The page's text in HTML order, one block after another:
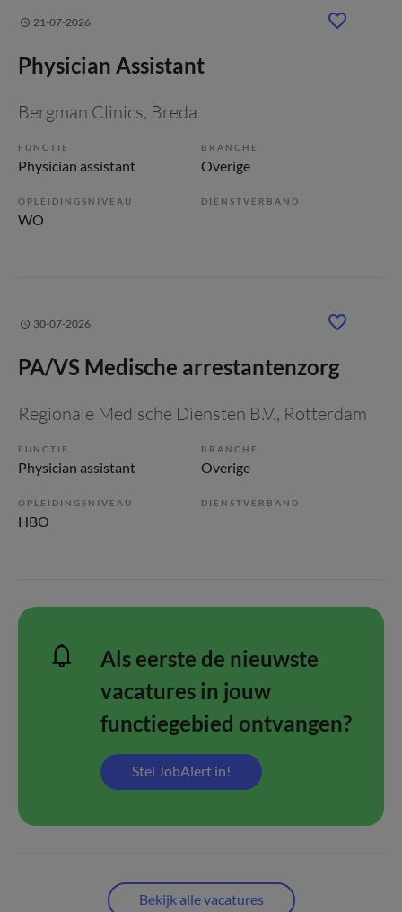
21-07-2026
Physician Assistant
Bergman Clinics, Breda
FUNCTIE
Physician assistant
BRANCHE
Overige
OPLEIDINGSNIVEAU
WO
DIENSTVERBAND
30-07-2026
PA/VS Medische arrestantenzorg
Regionale Medische Diensten B.V., Rotterdam
FUNCTIE
Physician assistant
BRANCHE
Overige
OPLEIDINGSNIVEAU
HBO
DIENSTVERBAND
Als eerste de nieuwste
vacatures in jouw
functiegebied ontvangen?
Stel JobAlert in!
Bekijk alle vacatures